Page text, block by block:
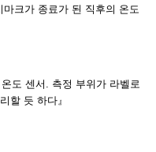
크가 종료가 된 직후의 온도
도 센서. 측정 부위가 라벨로
할 듯 하다』